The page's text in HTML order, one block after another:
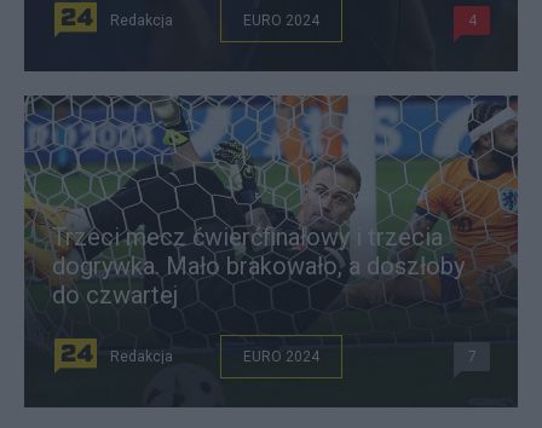
Redakcja EURO 2024 4
Trzeci mecz ćwierćfinałowy i trzecia
dogrywka. Mało brakowało, a doszłoby
do czwartej
Redakcja EURO 2024 7